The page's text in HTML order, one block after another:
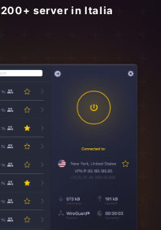
200+ server in Italia